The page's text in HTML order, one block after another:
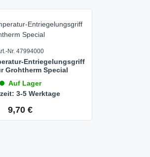
Nr. 47994000
Entriegelungsgriff
Grohtherm Special
Auf Lager
3-5 Werktage
Regulärer Preis:
9,70 €